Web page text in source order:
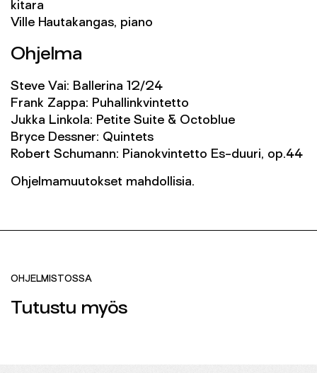
kitara
Ville Hautakangas, piano
Ohjelma
Steve Vai: Ballerina 12/24
Frank Zappa: Puhallinkvintetto
Jukka Linkola: Petite Suite & Octoblue
Bryce Dessner: Quintets
Robert Schumann: Pianokvintetto Es-duuri, op.44
Ohjelmamuutokset mahdollisia.
OHJELMISTOSSA
Tutustu myös